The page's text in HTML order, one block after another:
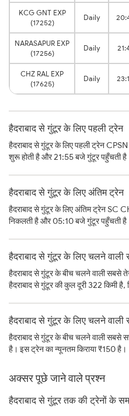
KCG GNT EXP
(17252)
Daily
NARASAPUR EXP
(17256)
Daily
CHZ RAL EXP
(17625)
Daily
हैदराबाद से गुंटूर के लिए पहली ट्रेन
हैदराबाद से गुंटूर के लिए पहली ट्रेन
शुरू होती है और 21:55 बजे गुंटूर पहुँचती है
हैदराबाद से गुंटूर के लिए अंतिम ट्रेन
हैदराबाद से गुंटूर के लिए अंतिम ट्रेन SC
निकलती है और 05:10 बजे गुंटूर पहुँचती
हैदराबाद से गुंटूर के लिए चलने
हैदराबाद से गुंटूर के बीच चलने वाली
हैदराबाद से गुंटूर की कुल दूरी 322 किमी
हैदराबाद से गुंटूर के लिए चलने
हैदराबाद से गुंटूर के बीच चलने वाली
है। इस ट्रेन का न्यूनतम किराया ₹150 है।
अक्सर पूछे जाने वाले प्रश्न
हैदराबाद से गुंटूर तक की ट्रेनों के